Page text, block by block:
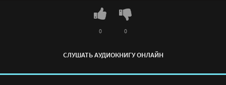
СЛУШАТЬ АУДИОКНИГУ ОНЛАЙН
0 0